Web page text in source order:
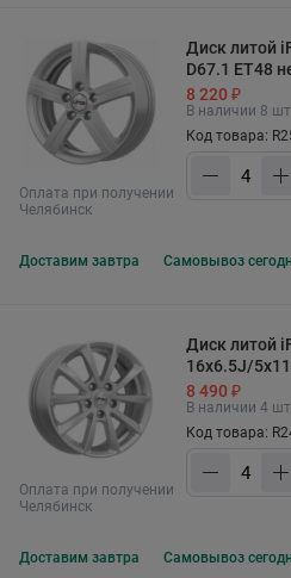
Оплата при получении
Челябинск
Диск литой
D67.1 ET48
8 220 ₽
В наличии 8
Код товара:
Доставим завтра Самовывоз
Оплата при получении
Челябинск
Диск литой
16x6.5J/
8 490 ₽
В наличии 4
Код товара:
Доставим завтра Самовывоз